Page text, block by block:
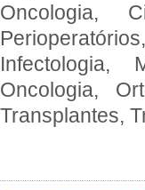
Oncologia,
Infectologia,
Oncologia,
Transplantes,